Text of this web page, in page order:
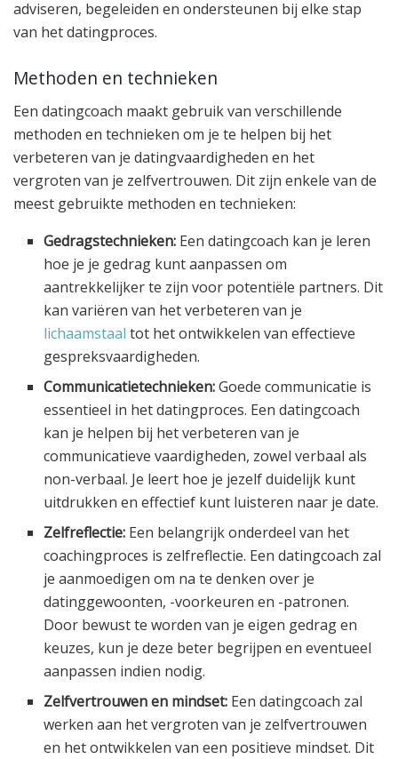
adviseren, begeleiden en ondersteunen bij elke stap
van het datingproces.
Methoden en technieken
Een datingcoach maakt gebruik van verschillende
methoden en technieken om je te helpen bij het
verbeteren van je datingvaardigheden en het
vergroten van je zelfvertrouwen. Dit zijn enkele van de
meest gebruikte methoden en technieken:
Gedragstechnieken: Een datingcoach kan je leren
hoe je je gedrag kunt aanpassen om
aantrekkelijker te zijn voor potentiële partners. Dit
kan variëren van het verbeteren van je
lichaamstaal tot het ontwikkelen van effectieve
gespreksvaardigheden.
Communicatietechnieken:Goede communicatie is
essentieel in het datingproces. Een datingcoach
kan je helpen bij het verbeteren van je
communicatieve vaardigheden, zowel verbaal als
non-verbaal. Je leert hoe je jezelf duidelijk kunt
uitdrukken en effectief kunt luisteren naar je date.
Zelfreflectie: Een belangrijk onderdeel van het
coachingproces is zelfreflectie. Een datingcoach zal
je aanmoedigen om na te denken over je
datinggewoonten, -voorkeuren en -patronen.
Door bewust te worden van je eigen gedrag en
keuzes, kun je deze beter begrijpen en eventueel
aanpassen indien nodig.
Zelfvertrouwen en mindset: Een datingcoach zal
werken aan het vergroten van je zelfvertrouwen
en het ontwikkelen van een positieve mindset. Dit